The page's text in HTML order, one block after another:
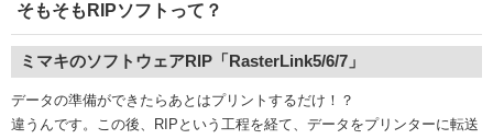
そもそもRIPソフトって？
ミマキのソフトウェアRIP「RasterLink5/6/7」
データの準備ができたらあとはプリントするだけ！？
違うんです。この後、RIPという工程を経て、データをプリンターに転送